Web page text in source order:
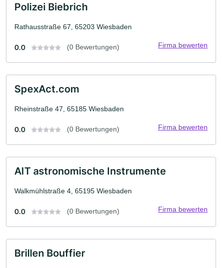
Polizei Biebrich
Rathausstraße 67, 65203 Wiesbaden
0.0 (0 Bewertungen) Firma bewerten
SpexAct.com
Rheinstraße 47, 65185 Wiesbaden
0.0 (0 Bewertungen) Firma bewerten
AIT astronomische Instrumente
Walkmühlstraße 4, 65195 Wiesbaden
0.0 (0 Bewertungen) Firma bewerten
Brillen Bouffier